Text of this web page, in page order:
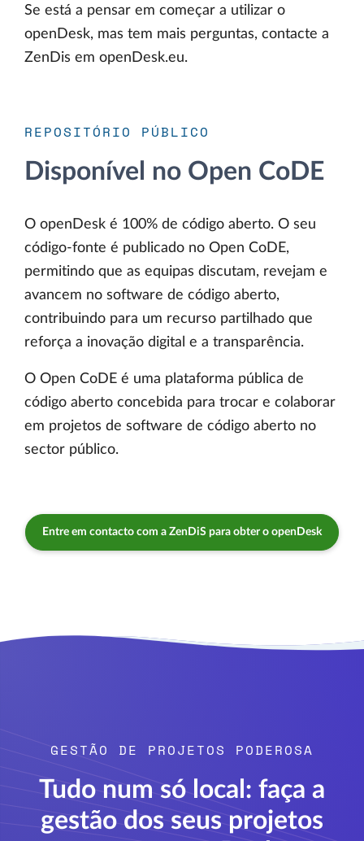
Se está a pensar em começar a utilizar o
openDesk, mas tem mais perguntas, contacte a
ZenDis em openDesk.eu.
REPOSITÓRIO PÚBLICO
Disponível no Open CoDE
O openDesk é 100% de código aberto. O seu
código-fonte é publicado no Open CoDE,
permitindo que as equipas discutam, revejam e
avancem no software de código aberto,
contribuindo para um recurso partilhado que
reforça a inovação digital e a transparência.
O Open CoDE é uma plataforma pública de
código aberto concebida para trocar e colaborar
em projetos de software de código aberto no
sector público.
Entre em contacto com a ZenDiS para obter o openDesk
GESTÃO DE PROJETOS PODEROSA
Tudo num só local: faça a
gestão dos seus projetos